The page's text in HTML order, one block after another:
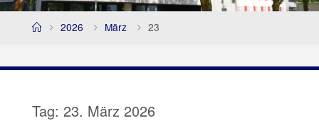
Home2026 März 23
Tag: 23. März 2026